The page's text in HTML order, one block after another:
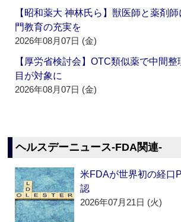
【昭和薬大 神林氏ら】獣医師と薬剤
門教育の充実を
2026年08月07日 (金)
【厚労省検討会】OTC類似薬で中間整
目が対象に
2026年08月07日 (金)
ヘルスデーニュース‐FDA関連‐
米FDAが世界初の経口
認
2026年07月21日 (火)